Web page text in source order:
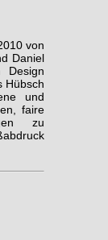
von
Daniel
Design
Hübsch
und
faire
zu